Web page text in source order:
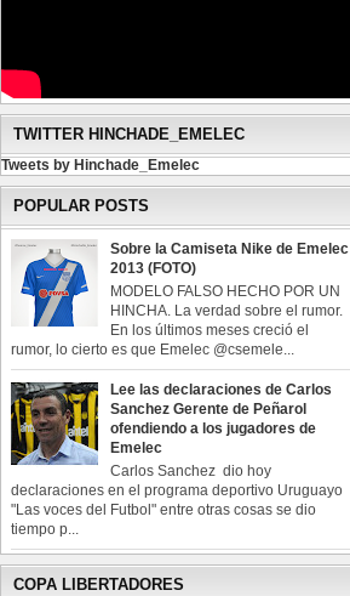
TWITTER HINCHADE_EMELEC
Tweets by Hinchade_Emelec
POPULAR POSTS
Sobre la Camiseta Nike de Emelec
2013 (FOTO)
MODELO FALSO HECHO POR UN
HINCHA. La verdad sobre el rumor.
En los últimos meses creció el
rumor, lo cierto es que Emelec @csemele...
Lee las declaraciones de Carlos
Sanchez Gerente de Peñarol
ofendiendo a los jugadores de
Emelec
Carlos Sanchez dio hoy
declaraciones en el programa deportivo Uruguayo
"Las voces del Futbol" entre otras cosas se dio
tiempo p...
COPA LIBERTADORES